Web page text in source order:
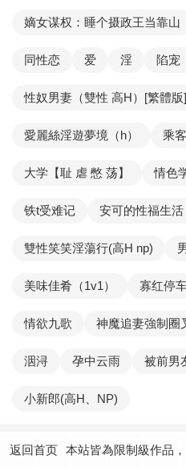
嫡女谋权：睡个摄政王当靠山
同性恋 爱 淫 陷宠
性奴男妻（雙性 高H）[繁體版]
愛麗絲淫遊夢境（h） 乘
大学【耻 虐 憋 荡】 情色
铁t受难记 安可的性福生活
雙性笑笑淫蕩行(高H np)
美味佳肴（1v1） 寡红停
情欲九歌 神魔追妻強制圈
洇浔 孕中云雨 被前男
小新郎(高H、NP)
返回首页 本站皆為限制級作品